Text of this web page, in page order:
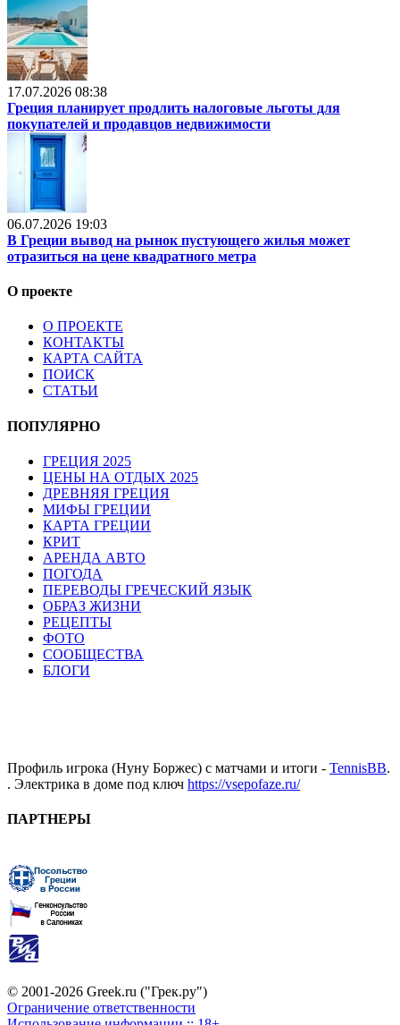
17.07.2026 08:38
Греция планирует продлить налоговые льготы для
покупателей и продавцов недвижимости
06.07.2026 19:03
В Греции вывод на рынок пустующего жилья может
отразиться на цене квадратного метра
О проекте
О ПРОЕКТЕ
КОНТАКТЫ
КАРТА САЙТА
ПОИСК
СТАТЬИ
ПОПУЛЯРНО
ГРЕЦИЯ 2025
ЦЕНЫ НА ОТДЫХ 2025
ДРЕВНЯЯ ГРЕЦИЯ
МИФЫ ГРЕЦИИ
КАРТА ГРЕЦИИ
КРИТ
АРЕНДА АВТО
ПОГОДА
ПЕРЕВОДЫ ГРЕЧЕСКИЙ ЯЗЫК
ОБРАЗ ЖИЗНИ
РЕЦЕПТЫ
ФОТО
СООБЩЕСТВА
БЛОГИ
Профиль игрока (Нуну Боржес) с матчами и итоги - TennisBB.
. Электрика в доме под ключ https://vsepofaze.ru/
ПАРТНЕРЫ
© 2001-2026 Greek.ru ("Грек.ру")
Ограничение ответственности